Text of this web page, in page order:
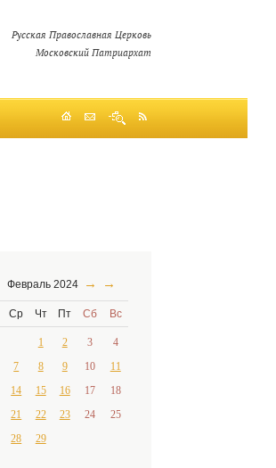
Русская Православная Церковь
Московский Патриархат
Февраль 2024 → →
Ср Чт Пт Сб Вс
1 2 3
4
7 8 9 10
11
14 15 16 17
18
21 22 23 24
25
28 29